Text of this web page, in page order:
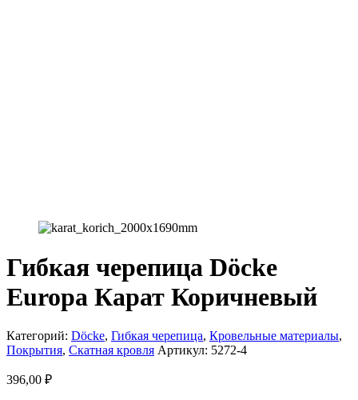
Гибкая черепица Döcke
Europa Карат Коричневый
Категорий: Döcke, Гибкая черепица, Кровельные материалы,
Покрытия, Скатная кровля Артикул: 5272-4
396,00 ₽